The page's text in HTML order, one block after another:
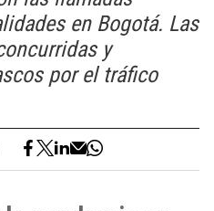
en Bogotá. Las
y
por el tráfico